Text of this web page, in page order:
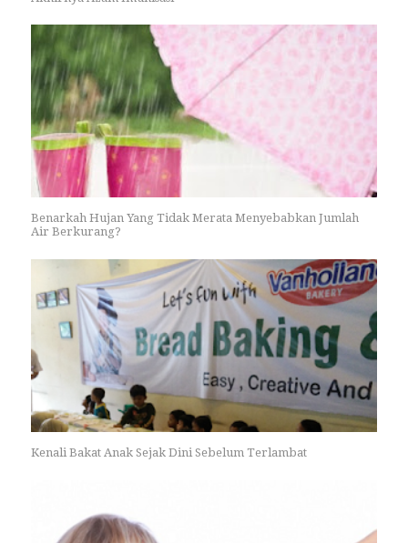
Benarkah Hujan Yang Tidak Merata Menyebabkan Jumlah
Air Berkurang?
Kenali Bakat Anak Sejak Dini Sebelum Terlambat